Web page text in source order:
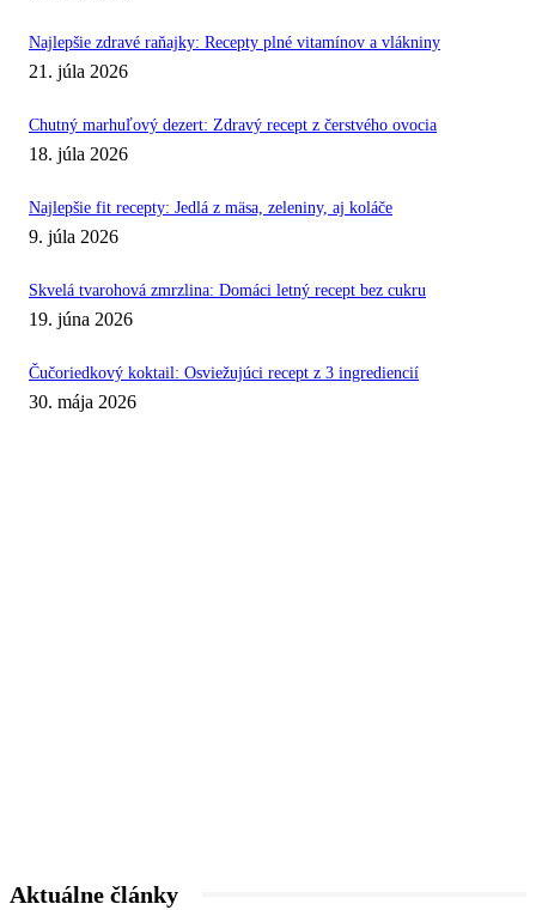
Najlepšie zdravé raňajky: Recepty plné vitamínov a vlákniny
21. júla 2026
Chutný marhuľový dezert: Zdravý recept z čerstvého ovocia
18. júla 2026
Najlepšie fit recepty: Jedlá z mäsa, zeleniny, aj koláče
9. júla 2026
Skvelá tvarohová zmrzlina: Domáci letný recept bez cukru
19. júna 2026
Čučoriedkový koktail: Osviežujúci recept z 3 ingrediencií
30. mája 2026
Aktuálne články